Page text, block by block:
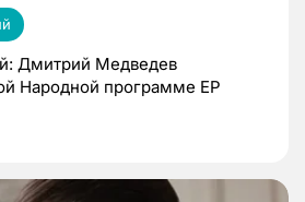
Дмитрий Медведев
Народной программе ЕР